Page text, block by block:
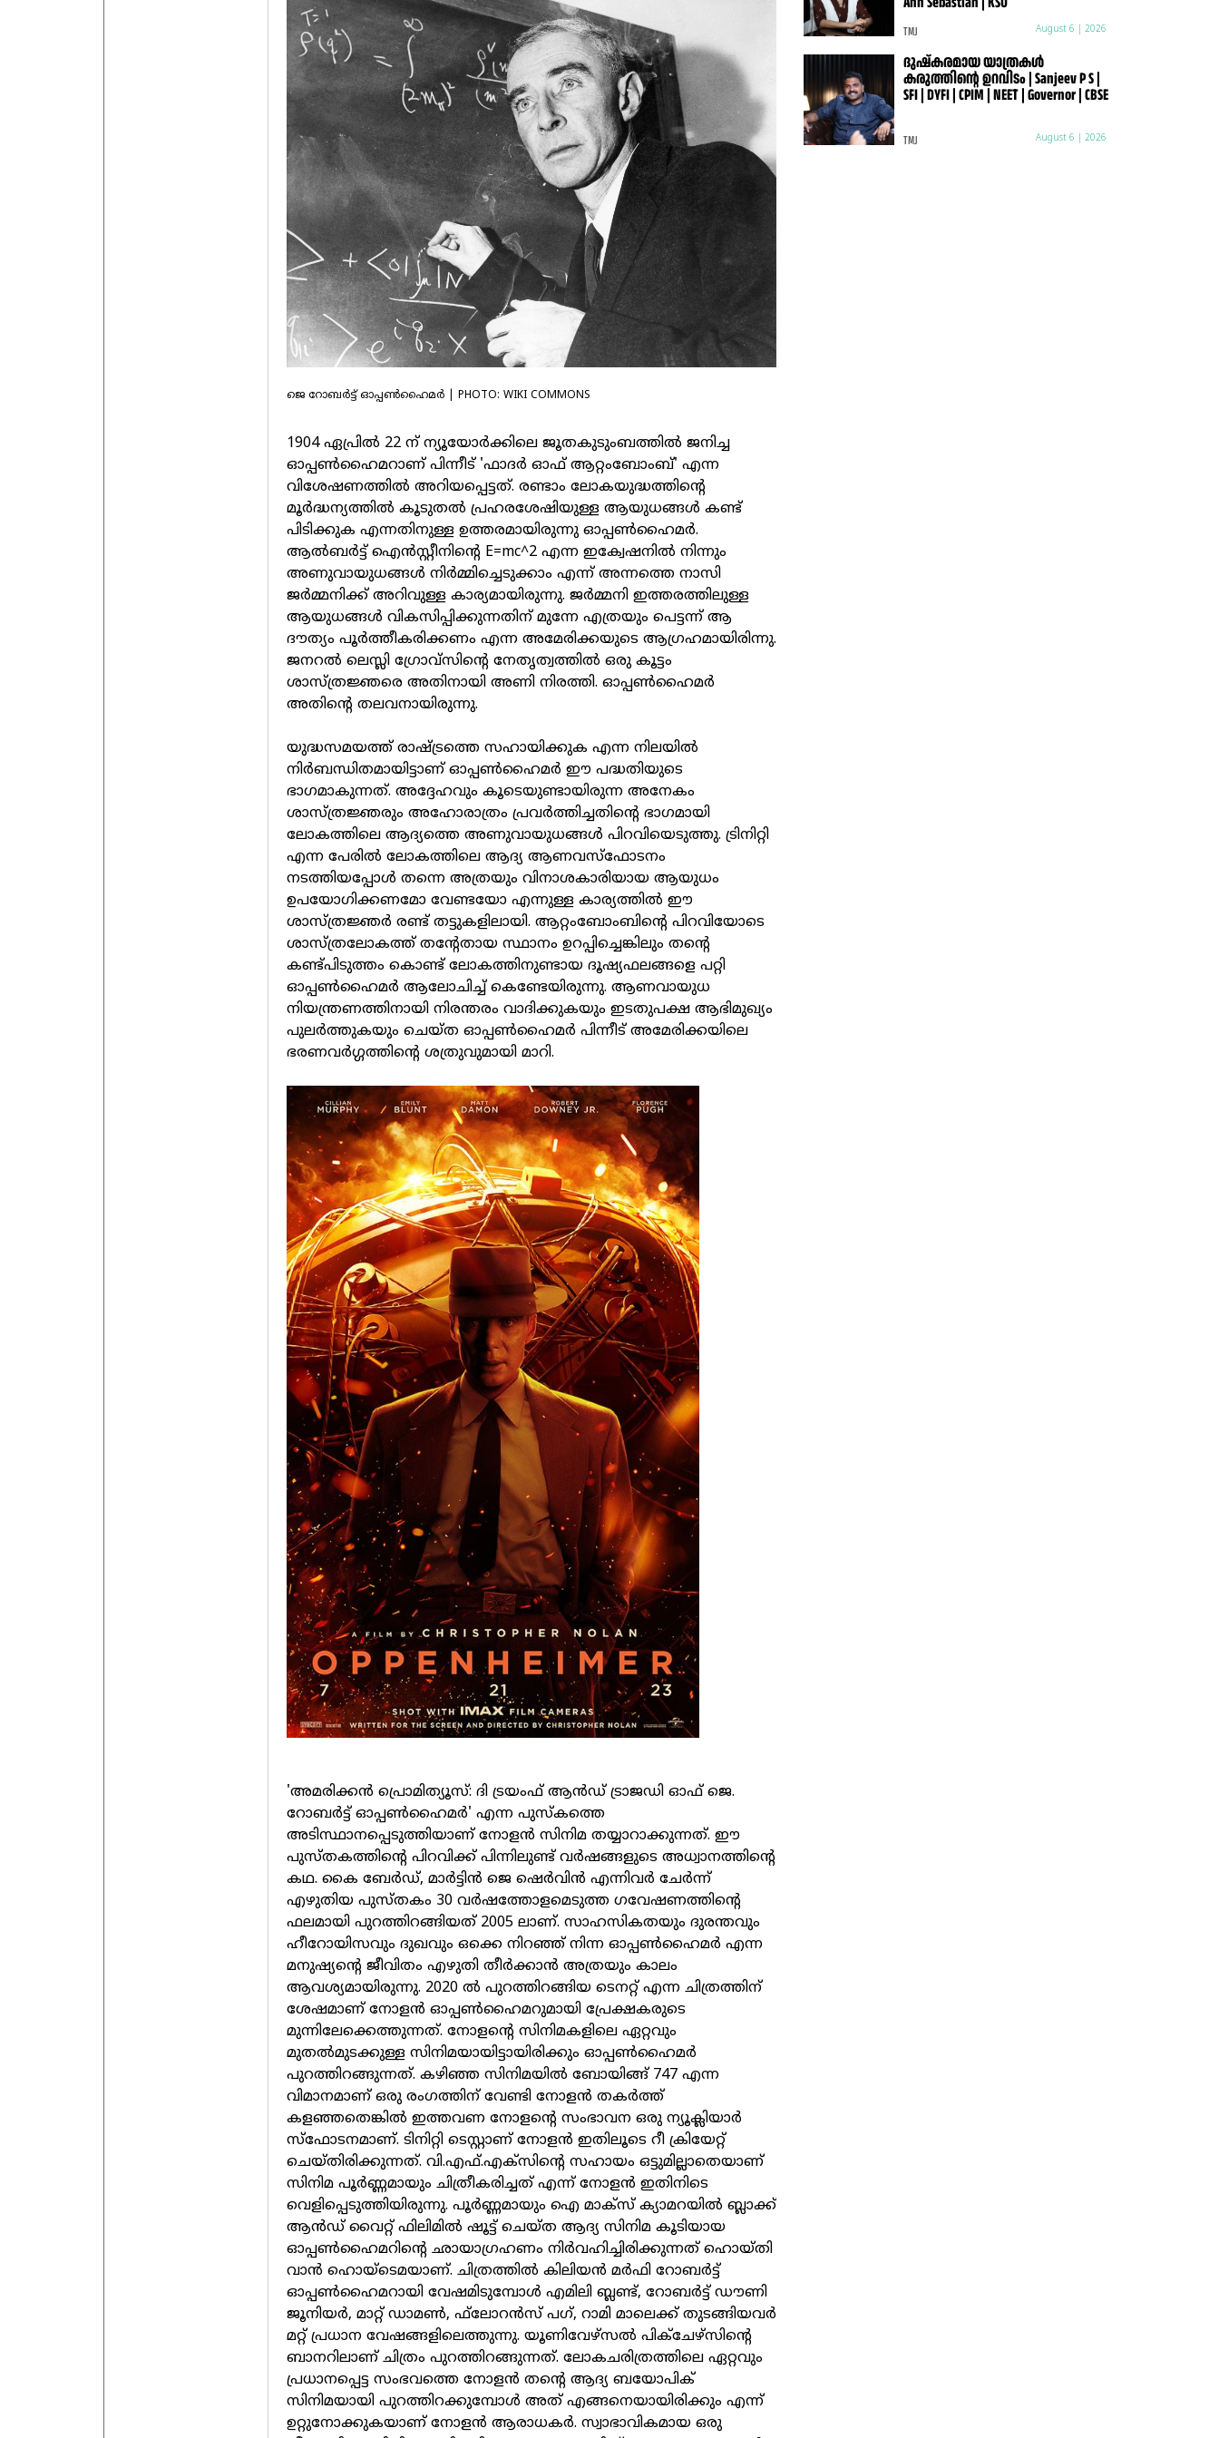
ജെ റോബര്‍ട്ട് ഓപ്പണ്‍ഹൈമര്‍ | PHOTO: WIKI COMMONS
1904 ഏപ്രില്‍ 22 ന് ന്യൂയോര്‍ക്കിലെ ജൂതകുടുംബത്തില്‍ ജനിച്ച
ഓപ്പണ്‍ഹൈമറാണ് പിന്നീട് 'ഫാദര്‍ ഓഫ് ആറ്റംബോംബ്' എന്ന
വിശേഷണത്തില്‍ അറിയപ്പെട്ടത്. രണ്ടാം ലോകയുദ്ധത്തിന്റെ
മൂര്‍ദ്ധന്യത്തില്‍ കൂടുതല്‍ പ്രഹരശേഷിയുള്ള ആയുധങ്ങള്‍ കണ്ട്
പിടിക്കുക എന്നതിനുള്ള ഉത്തരമായിരുന്നു ഓപ്പണ്‍ഹൈമര്‍.
ആല്‍ബര്‍ട്ട് ഐന്‍സ്റ്റീനിന്റെ E=mc^2 എന്ന ഇക്വേഷനില്‍ നിന്നും
അണുവായുധങ്ങള്‍ നിര്‍മ്മിച്ചെടുക്കാം എന്ന് അന്നത്തെ നാസി
ജര്‍മ്മനിക്ക് അറിവുള്ള കാര്യമായിരുന്നു. ജര്‍മ്മനി ഇത്തരത്തിലുള്ള
ആയുധങ്ങള്‍ വികസിപ്പിക്കുന്നതിന് മുന്നേ എത്രയും പെട്ടന്ന് ആ
ദൗത്യം പൂര്‍ത്തീകരിക്കണം എന്ന അമേരിക്കയുടെ ആഗ്രഹമായിരിന്നു.
ജനറല്‍ ലെസ്ലി ഗ്രോവ്‌സിന്റെ നേതൃത്വത്തില്‍ ഒരു കൂട്ടം
ശാസ്ത്രജ്ഞരെ അതിനായി അണി നിരത്തി. ഓപ്പണ്‍ഹൈമര്‍
അതിന്റെ തലവനായിരുന്നു.
യുദ്ധസമയത്ത് രാഷ്ട്രത്തെ സഹായിക്കുക എന്ന നിലയില്‍
നിര്‍ബന്ധിതമായിട്ടാണ് ഓപ്പണ്‍ഹൈമര്‍ ഈ പദ്ധതിയുടെ
ഭാഗമാകുന്നത്. അദ്ദേഹവും കൂടെയുണ്ടായിരുന്ന അനേകം
ശാസ്ത്രജ്ഞരും അഹോരാത്രം പ്രവര്‍ത്തിച്ചതിന്റെ ഭാഗമായി
ലോകത്തിലെ ആദ്യത്തെ അണുവായുധങ്ങള്‍ പിറവിയെടുത്തു. ട്രിനിറ്റി
എന്ന പേരില്‍ ലോകത്തിലെ ആദ്യ ആണവസ്‌ഫോടനം
നടത്തിയപ്പോള്‍ തന്നെ അത്രയും വിനാശകാരിയായ ആയുധം
ഉപയോഗിക്കണമോ വേണ്ടയോ എന്നുള്ള കാര്യത്തില്‍ ഈ
ശാസ്ത്രജ്ഞര്‍ രണ്ട് തട്ടുകളിലായി. ആറ്റംബോംബിന്റെ പിറവിയോടെ
ശാസ്ത്രലോകത്ത് തന്റേതായ സ്ഥാനം ഉറപ്പിച്ചെങ്കിലും തന്റെ
കണ്ട്പിടുത്തം കൊണ്ട് ലോകത്തിനുണ്ടായ ദൂഷ്യഫലങ്ങളെ പറ്റി
ഓപ്പണ്‍ഹൈമര്‍ ആലോചിച്ച് കെണ്ടേയിരുന്നു. ആണവായുധ
നിയന്ത്രണത്തിനായി നിരന്തരം വാദിക്കുകയും ഇടതുപക്ഷ ആഭിമുഖ്യം
പുലര്‍ത്തുകയും ചെയ്ത ഓപ്പണ്‍ഹൈമര്‍ പിന്നീട് അമേരിക്കയിലെ
ഭരണവര്‍ഗ്ഗത്തിന്റെ ശത്രുവുമായി മാറി.
'അമരിക്കന്‍ പ്രൊമിത്യൂസ്: ദി ട്രയംഫ് ആന്‍ഡ് ട്രാജഡി ഓഫ് ജെ.
റോബര്‍ട്ട് ഓപ്പണ്‍ഹൈമര്‍' എന്ന പുസ്‌കത്തെ
അടിസ്ഥാനപ്പെടുത്തിയാണ് നോളന്‍ സിനിമ തയ്യാറാക്കുന്നത്. ഈ
പുസ്തകത്തിന്റെ പിറവിക്ക് പിന്നിലുണ്ട് വര്‍ഷങ്ങളുടെ അധ്വാനത്തിന്റെ
കഥ. കൈ ബേര്‍ഡ്, മാര്‍ട്ടിന്‍ ജെ ഷെര്‍വിന്‍ എന്നിവര്‍ ചേര്‍ന്ന്
എഴുതിയ പുസ്തകം 30 വര്‍ഷത്തോളമെടുത്ത ഗവേഷണത്തിന്റെ
ഫലമായി പുറത്തിറങ്ങിയത് 2005 ലാണ്. സാഹസികതയും ദുരന്തവും
ഹീറോയിസവും ദുഖവും ഒക്കെ നിറഞ്ഞ് നിന്ന ഓപ്പണ്‍ഹൈമര്‍ എന്ന
മനുഷ്യന്റെ ജീവിതം എഴുതി തീര്‍ക്കാന്‍ അത്രയും കാലം
ആവശ്യമായിരുന്നു. 2020 ല്‍ പുറത്തിറങ്ങിയ ടെനറ്റ് എന്ന ചിത്രത്തിന്
ശേഷമാണ് നോളന്‍ ഓപ്പണ്‍ഹൈമറുമായി പ്രേക്ഷകരുടെ
മുന്നിലേക്കെത്തുന്നത്. നോളന്റെ സിനിമകളിലെ ഏറ്റവും
മുതല്‍മുടക്കുള്ള സിനിമയായിട്ടായിരിക്കും ഓപ്പണ്‍ഹൈമര്‍
പുറത്തിറങ്ങുന്നത്. കഴിഞ്ഞ സിനിമയില്‍ ബോയിങ്ങ് 747 എന്ന
വിമാനമാണ് ഒരു രംഗത്തിന് വേണ്ടി നോളന്‍ തകര്‍ത്ത്
കളഞ്ഞതെങ്കില്‍ ഇത്തവണ നോളന്റെ സംഭാവന ഒരു ന്യൂക്ലിയാര്‍
സ്‌ഫോടനമാണ്. ടിനിറ്റി ടെസ്റ്റാണ് നോളന്‍ ഇതിലൂടെ റീ ക്രിയേറ്റ്
ചെയ്തിരിക്കുന്നത്. വി.എഫ്.എക്‌സിന്റെ സഹായം ഒട്ടുമില്ലാതെയാണ്
സിനിമ പൂര്‍ണ്ണമായും ചിത്രീകരിച്ചത് എന്ന് നോളന്‍ ഇതിനിടെ
വെളിപ്പെടുത്തിയിരുന്നു. പൂര്‍ണ്ണമായും ഐ മാക്‌സ് ക്യാമറയില്‍ ബ്ലാക്ക്
ആന്‍ഡ് വൈറ്റ് ഫിലിമില്‍ ഷൂട്ട് ചെയ്ത ആദ്യ സിനിമ കൂടിയായ
ഓപ്പണ്‍ഹൈമറിന്റെ ഛായാഗ്രഹണം നിര്‍വഹിച്ചിരിക്കുന്നത് ഹൊയ്തി
വാന്‍ ഹൊയ്‌ടെമയാണ്. ചിത്രത്തില്‍ കിലിയന്‍ മര്‍ഫി റോബര്‍ട്ട്
ഓപ്പണ്‍ഹൈമറായി വേഷമിടുമ്പോള്‍ എമിലി ബ്ലണ്ട്, റോബര്‍ട്ട് ഡൗണി
ജൂനിയര്‍, മാറ്റ് ഡാമണ്‍, ഫ്‌ലോറന്‍സ് പഗ്, റാമി മാലെക്ക് തുടങ്ങിയവര്‍
മറ്റ് പ്രധാന വേഷങ്ങളിലെത്തുന്നു. യൂണിവേഴ്‌സല്‍ പിക്‌ചേഴ്‌സിന്റെ
ബാനറിലാണ് ചിത്രം പുറത്തിറങ്ങുന്നത്. ലോകചരിത്രത്തിലെ ഏറ്റവും
പ്രധാനപ്പെട്ട സംഭവത്തെ നോളന്‍ തന്റെ ആദ്യ ബയോപിക്
സിനിമയായി പുറത്തിറക്കുമ്പോള്‍ അത് എങ്ങനെയായിരിക്കും എന്ന്
ഉറ്റുനോക്കുകയാണ് നോളന്‍ ആരാധകര്‍. സ്വാഭാവികമായ ഒരു
TMJ August 6 | 2026
ദുഷ്കരമായ യാത്രകൾ
കരുത്തിന്റെ ഉറവിടം | Sanjeev P S |
SFI | DYFI | CPIM | NEET | Governor | CBSE
TMJ August 6 | 2026